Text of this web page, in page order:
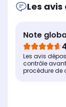
Résolution
Définition
QHD : Propose un
équilibre entre
travail étendu
applications et
Les
Note
Les avis
contrôle
procédure de